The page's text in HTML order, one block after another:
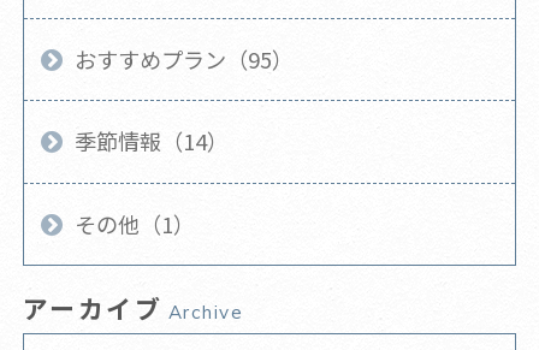
おすすめプラン（95）
季節情報（14）
その他（1）
アーカイブ Archive